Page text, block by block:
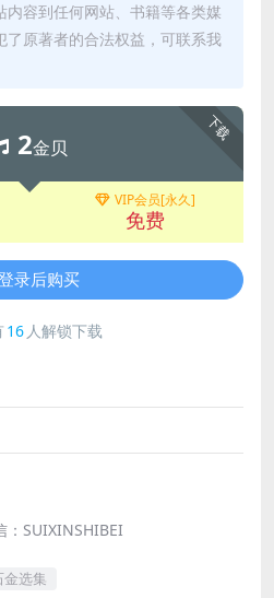
容到任何网站、书籍等各类媒
了原著者的合法权益，可联系我
下载
2金贝
VIP会员[永久]
免费
录后购买
16 人解锁下载
：SUIXINSHIBEI
金选集